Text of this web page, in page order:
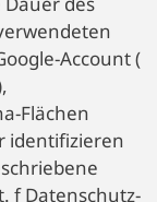
Account (
Flächen
identifizieren
f Datenschutz-